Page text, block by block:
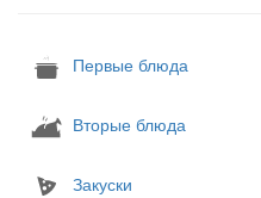
Первые блюда
Вторые блюда
Закуски